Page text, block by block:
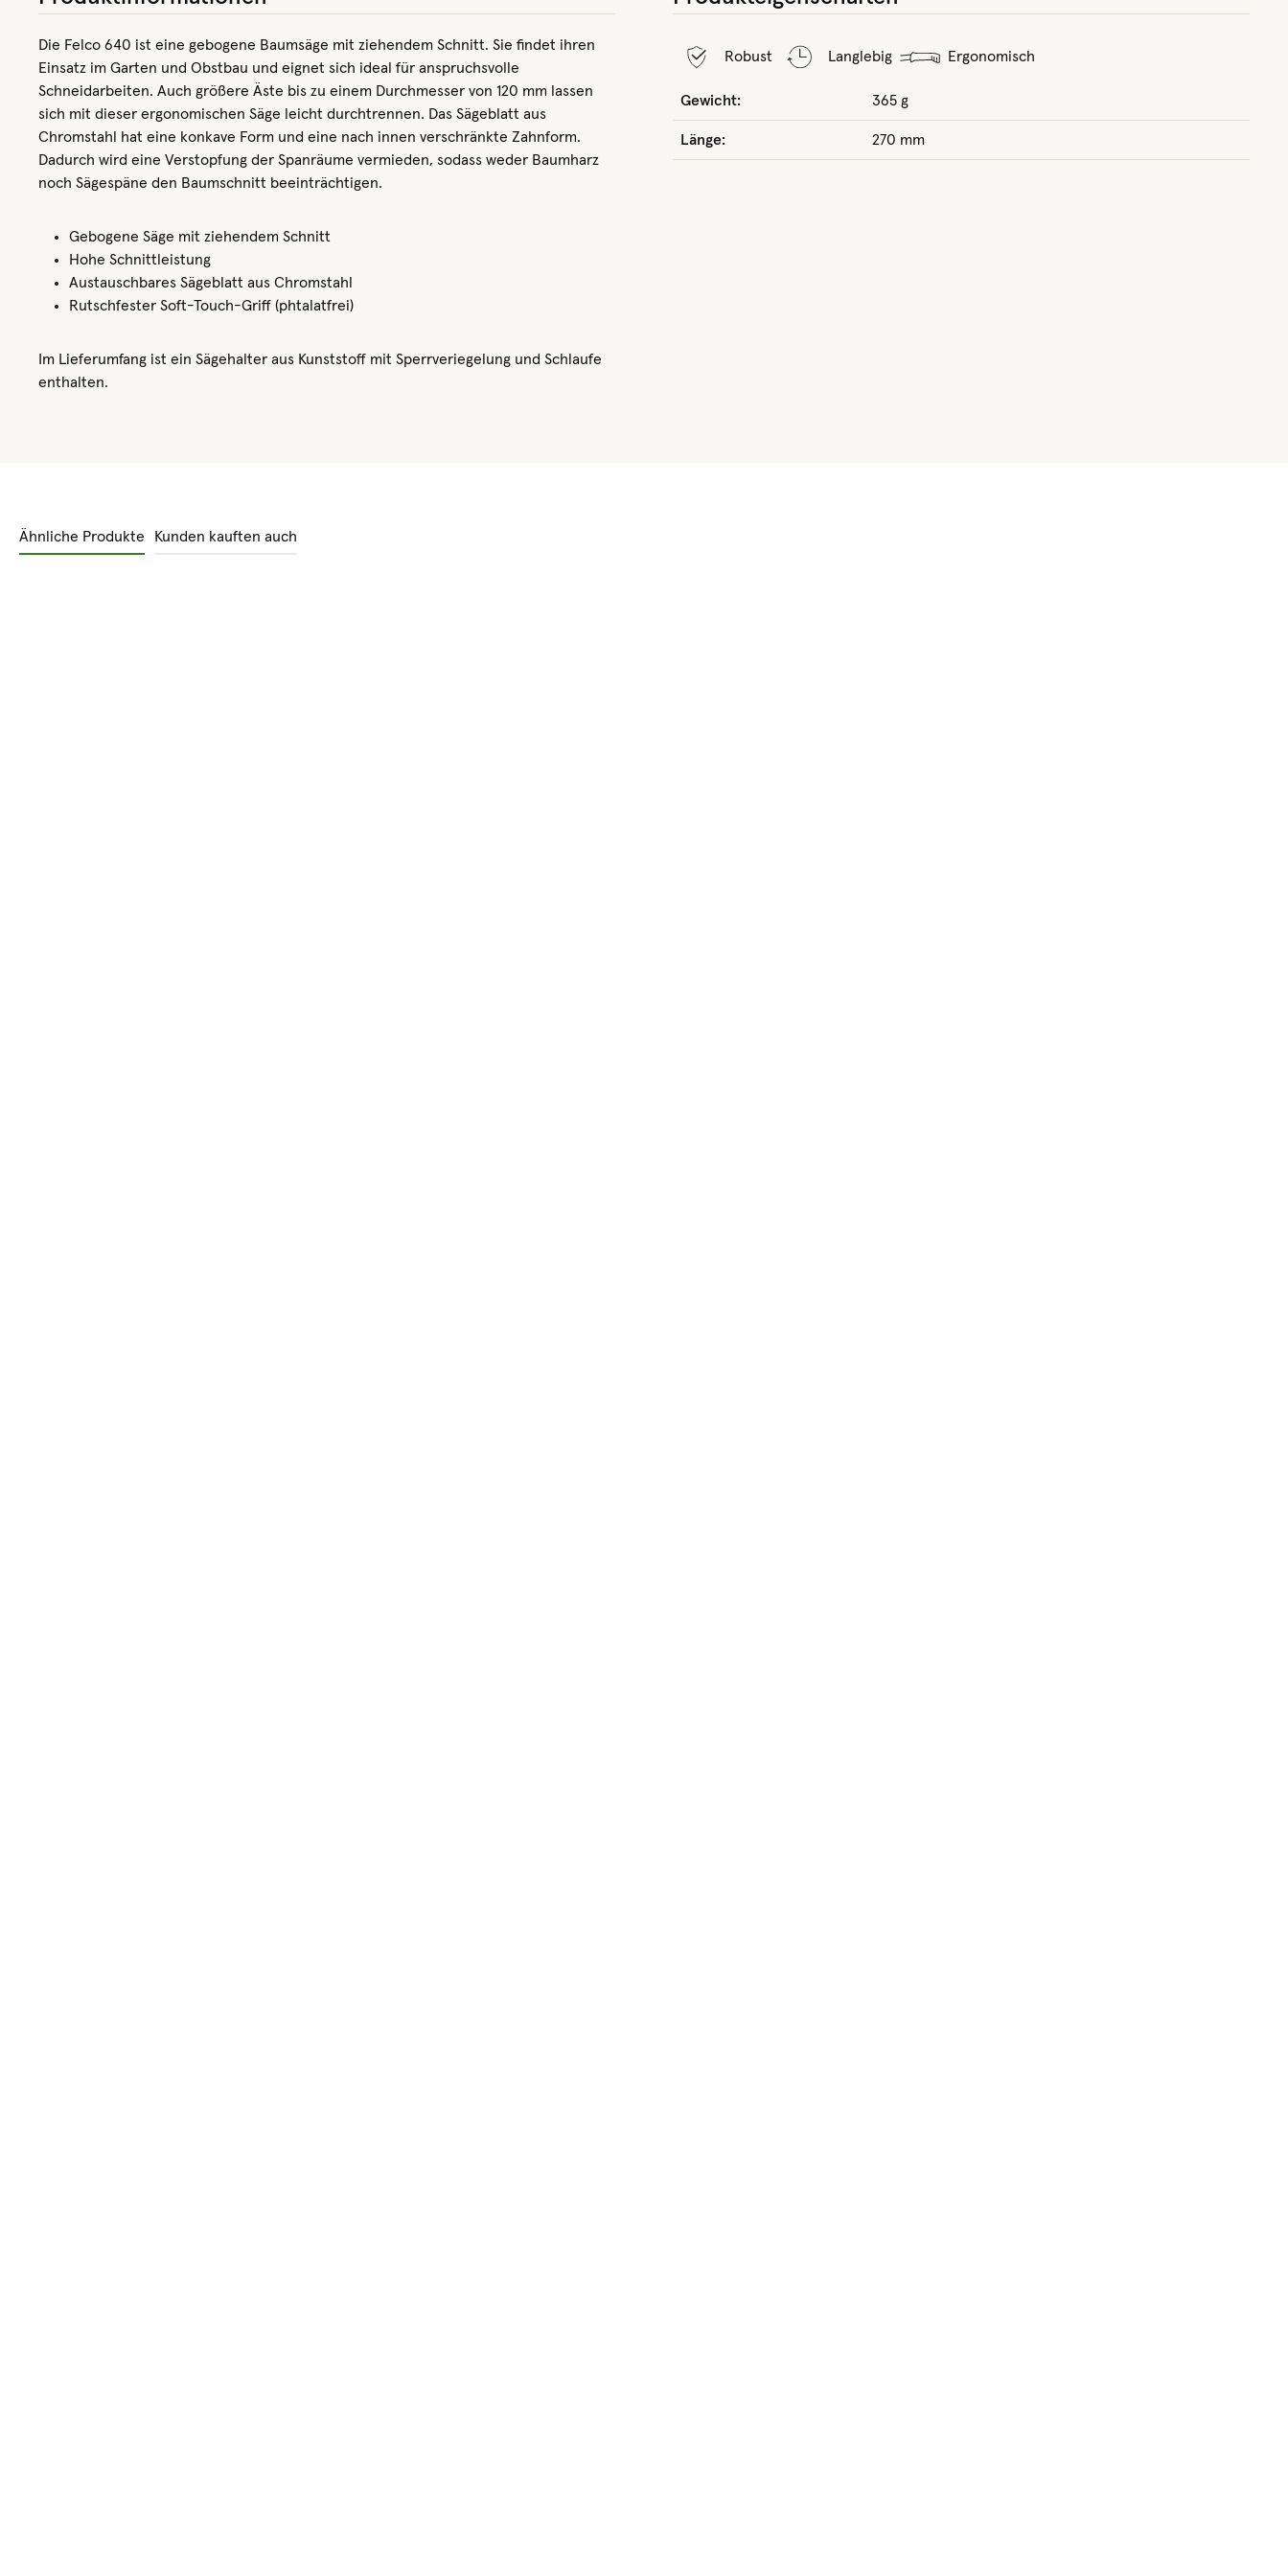
Die Felco 640 ist eine gebogene Baumsäge mit ziehendem Schnitt. Sie findet ihren
Einsatz im Garten und Obstbau und eignet sich ideal für anspruchsvolle
Schneidarbeiten. Auch größere Äste bis zu einem Durchmesser von 120 mm lassen
sich mit dieser ergonomischen Säge leicht durchtrennen. Das Sägeblatt aus
Chromstahl hat eine konkave Form und eine nach innen verschränkte Zahnform.
Dadurch wird eine Verstopfung der Spanräume vermieden, sodass weder Baumharz
noch Sägespäne den Baumschnitt beeinträchtigen.
Gebogene Säge mit ziehendem Schnitt
Hohe Schnittleistung
Austauschbares Sägeblatt aus Chromstahl
Rutschfester Soft-Touch-Griff (phtalatfrei)
Im Lieferumfang ist ein Sägehalter aus Kunststoff mit Sperrveriegelung und Schlaufe
enthalten.
Robust Langlebig Ergonomisch
Gewicht: 365 g
Länge: 270 mm
Ähnliche Produkte Kunden kauften auch